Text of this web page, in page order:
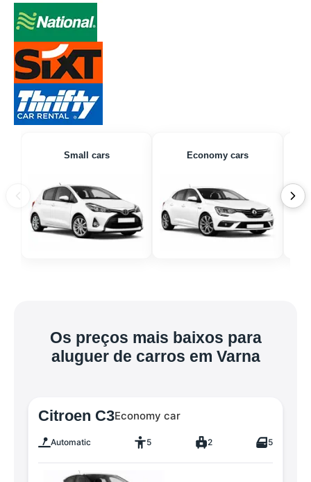
Small cars Economy cars
Os preços mais baixos para
aluguer de carros em Varna
Citroen C3Economy car
Automatic 5 2 5